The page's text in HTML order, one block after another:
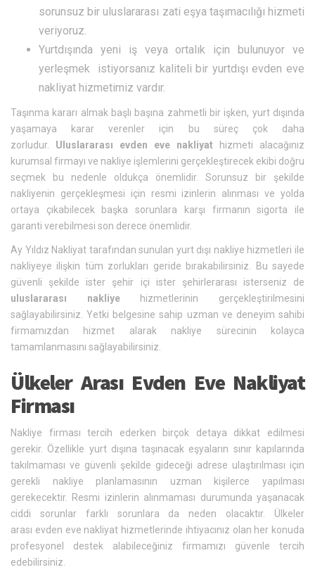
sorunsuz bir uluslararası zati eşya taşımacılığı hizmeti
veriyoruz.
Yurtdışında yeni iş veya ortalık için bulunuyor ve
yerleşmek istiyorsanız kaliteli bir yurtdışı evden eve
nakliyat hizmetimiz vardır.
Taşınma kararı almak başlı başına zahmetli bir işken, yurt dışında
yaşamaya karar verenler için bu süreç çok daha
zorludur. Uluslararası evden eve nakliyat hizmeti alacağınız
kurumsal firmayı ve nakliye işlemlerini gerçekleştirecek ekibi doğru
seçmek bu nedenle oldukça önemlidir. Sorunsuz bir şekilde
nakliyenin gerçekleşmesi için resmi izinlerin alınması ve yolda
ortaya çıkabilecek başka sorunlara karşı firmanın sigorta ile
garanti verebilmesi son derece önemlidir.
Ay Yıldız Nakliyat tarafından sunulan yurt dışı nakliye hizmetleri ile
nakliyeye ilişkin tüm zorlukları geride bırakabilirsiniz. Bu sayede
güvenli şekilde ister şehir içi ister şehirlerarası isterseniz de
uluslararası nakliye hizmetlerinin gerçekleştirilmesini
sağlayabilirsiniz. Yetki belgesine sahip uzman ve deneyim sahibi
firmamızdan hizmet alarak nakliye sürecinin kolayca
tamamlanmasını sağlayabilirsiniz.
Ülkeler Arası Evden Eve Nakliyat
Firması
Nakliye firması tercih ederken birçok detaya dikkat edilmesi
gerekir. Özellikle yurt dışına taşınacak eşyaların sınır kapılarında
takılmaması ve güvenli şekilde gideceği adrese ulaştırılması için
gerekli nakliye planlamasının uzman kişilerce yapılması
gerekecektir. Resmi izinlerin alınmaması durumunda yaşanacak
ciddi sorunlar farklı sorunlara da neden olacaktır. Ülkeler
arası evden eve nakliyat hizmetlerinde ihtiyacınız olan her konuda
profesyonel destek alabileceğiniz firmamızı güvenle tercih
edebilirsiniz.